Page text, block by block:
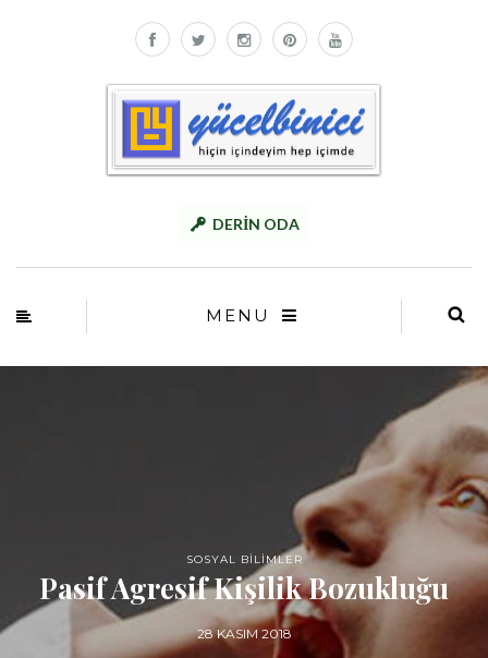
DERİN ODA
MENU
SOSYAL BİLİMLER
Pasif Agresif Kişilik Bozukluğu
28 KASIM 2018